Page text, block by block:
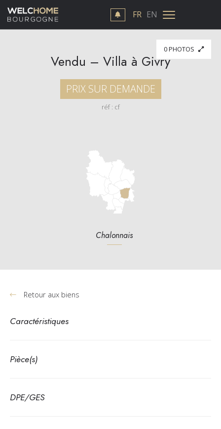
FR EN
0 PHOTOS
Vendu – Villa à Givry
PRIX SUR DEMANDE
réf : cf
Chalonnais
Retour aux biens
Caractéristiques
Pièce(s)
DPE/GES